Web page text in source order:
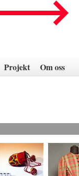
Projekt Om oss